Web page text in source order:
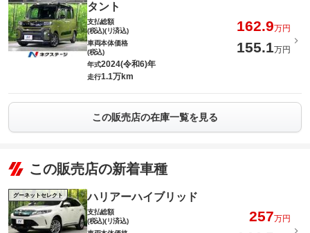
タント
支払総額
(税込)(リ済込)
162.9万円
車両本体価格
(税込)
155.1万円
年式2024(令和6)年
走行1.1万km
この販売店の在庫一覧を見る
この販売店の新着車種
グーネットセレクト ハリアーハイブリッド
支払総額
(税込)(リ済込)
257万円